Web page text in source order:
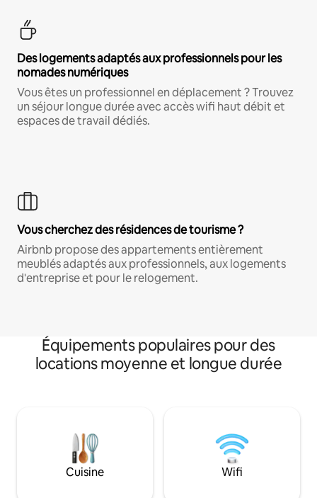
Des logements adaptés aux professionnels pour les
nomades numériques
Vous êtes un professionnel en déplacement ? Trouvez
un séjour longue durée avec accès wifi haut débit et
espaces de travail dédiés.
Vous cherchez des résidences de tourisme ?
Airbnb propose des appartements entièrement
meublés adaptés aux professionnels, aux logements
d'entreprise et pour le relogement.
Équipements populaires pour des
locations moyenne et longue durée
Cuisine Wifi